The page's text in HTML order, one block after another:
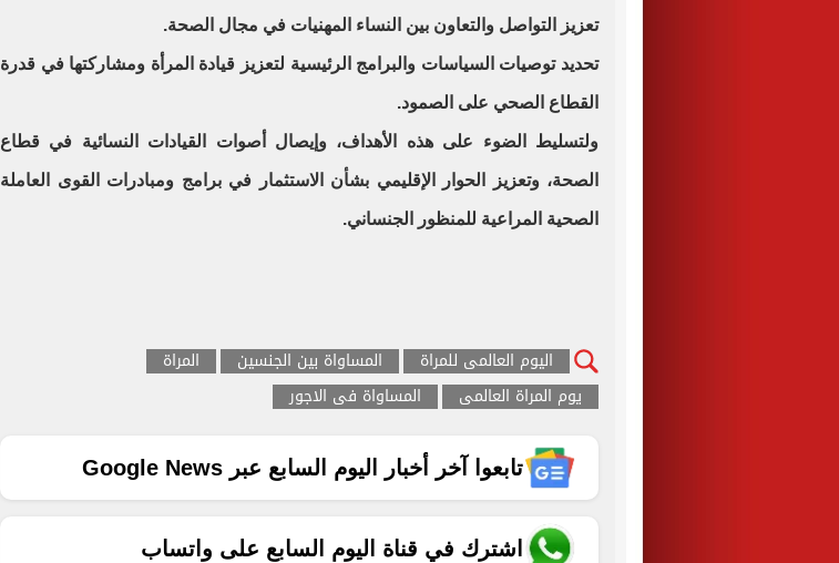
تعزيز التواصل والتعاون بين النساء المهنيات في مجال الصحة.
تحديد توصيات السياسات والبرامج الرئيسية لتعزيز قيادة المرأة ومشاركتها في قدرة
القطاع الصحي على الصمود.
ولتسليط الضوء على هذه الأهداف، وإيصال أصوات القيادات النسائية في قطاع
الصحة، وتعزيز الحوار الإقليمي بشأن الاستثمار في برامج ومبادرات القوى العاملة
الصحية المراعية للمنظور الجنساني.
اليوم العالمى للمراة المساواة بين الجنسين
المراة
يوم المراة العالمى
المساواة فى الاجور
تابعوا آخر أخبار اليوم السابع عبر Google News
اشترك في قناة اليوم السابع على واتساب